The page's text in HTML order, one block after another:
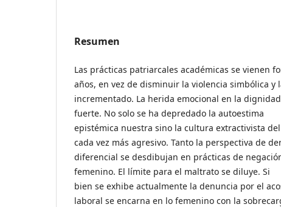
Resumen
Las prácticas patriarcales académicas se vienen
años, en vez de disminuir la violencia simbólica y
incrementado. La herida emocional en la
fuerte. No solo se ha depredado la autoestima
epistémica nuestra sino la cultura extractivista
cada vez más agresivo. Tanto la perspectiva de
diferencial se desdibujan en prácticas de
femenino. El límite para el maltrato se diluye. Si
bien se exhibe actualmente la denuncia por el
laboral se encarna en lo femenino con la